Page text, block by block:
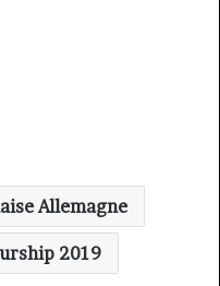
Allemagne
2019